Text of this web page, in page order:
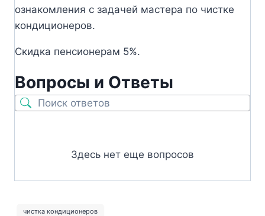
ознакомления с задачей мастера по чистке
кондиционеров.
Скидка пенсионерам 5%.
Вопросы и Ответы
Здесь нет еще вопросов
чистка кондиционеров